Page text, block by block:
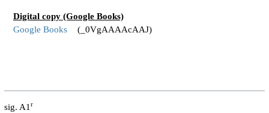
Digital copy (Google Books)
Google Books
(_0VgAAAAcAAJ)
sig. A1 r